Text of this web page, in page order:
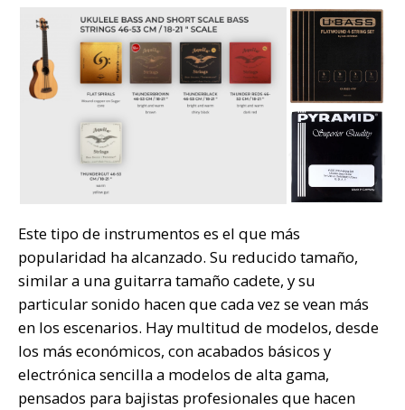
Este tipo de instrumentos es el que más
popularidad ha alcanzado. Su reducido tamaño,
similar a una guitarra tamaño cadete, y su
particular sonido hacen que cada vez se vean más
en los escenarios. Hay multitud de modelos, desde
los más económicos, con acabados básicos y
electrónica sencilla a modelos de alta gama,
pensados para bajistas profesionales que hacen